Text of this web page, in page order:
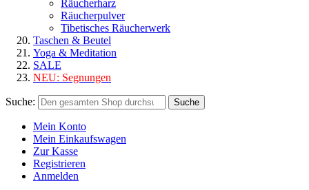
Räucherharz
Räucherpulver
Tibetisches Räucherwerk
Taschen & Beutel
Yoga & Meditation
SALE
NEU: Segnungen
Suche: Suche
Mein Konto
Mein Einkaufswagen
Zur Kasse
Registrieren
Anmelden